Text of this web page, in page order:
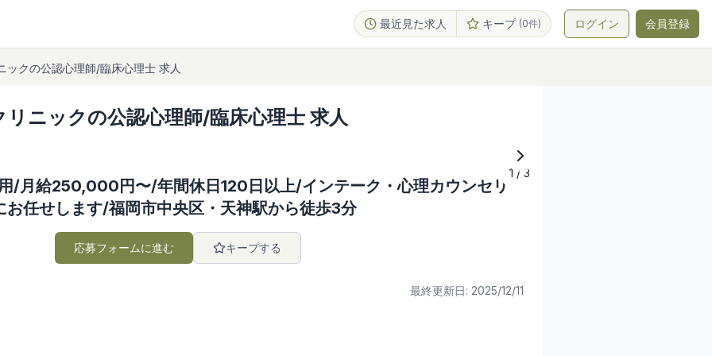
最近見た求人 キープ (0件) ログイン 会員登録
ックの公認心理師/臨床心理士 求人
ニックの公認心理師/臨床心理士 求人
1 /3
/月給250,000円〜/年間休日120日以上/インテーク・心理カウンセリ
お任せします/福岡市中央区・天神駅から徒歩3分
応募フォームに進む キープする
最終更新日: 2025/12/11